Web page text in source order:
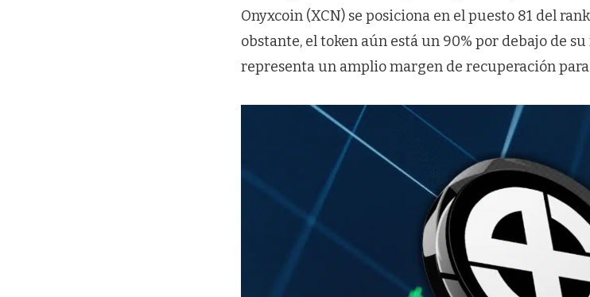
Onyxcoin (XCN) se posiciona en el puesto 81 del
obstante, el token aún está un 90% por debajo de
representa un amplio margen de recuperación